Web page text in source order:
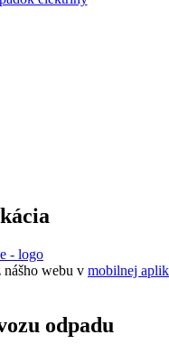
nášho webu v mobilnej
odpadu